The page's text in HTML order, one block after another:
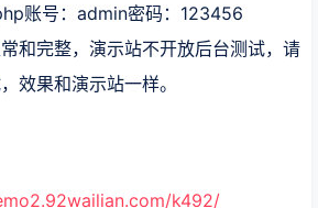
账号：admin密码：123456
和完整，演示站不开放后台测试，请
效果和演示站一样。
k492/